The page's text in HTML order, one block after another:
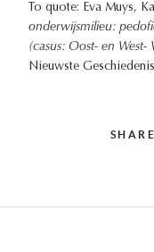
To quote: Eva Muys,
onderwijsmilieu:
(casus: Oost- en West-
Nieuwste
SHARE